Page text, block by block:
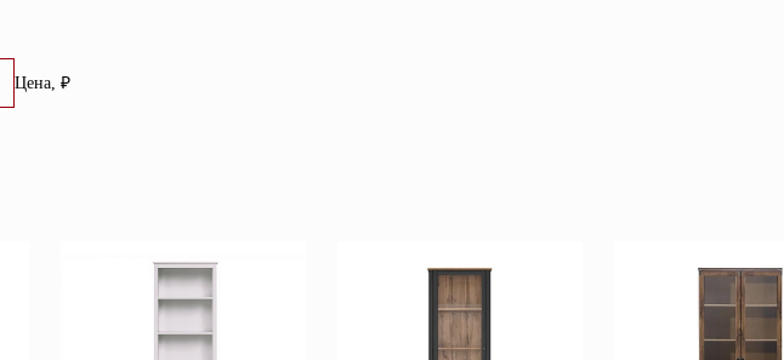
Популярные категории
Вертикальные
Комплекты прихожих
Цена, ₽